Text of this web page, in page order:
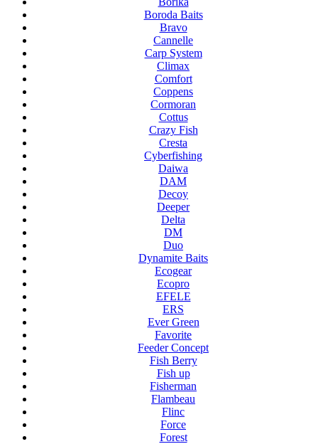
Boroda Baits
Bravo
Cannelle
Carp System
Climax
Comfort
Coppens
Cormoran
Cottus
Crazy Fish
Cresta
Cyberfishing
Daiwa
DAM
Decoy
Deeper
Delta
DM
Duo
Dynamite Baits
Ecogear
Ecopro
EFELE
ERS
Ever Green
Favorite
Feeder Concept
Fish Berry
Fish up
Fisherman
Flambeau
Flinc
Force
Forest